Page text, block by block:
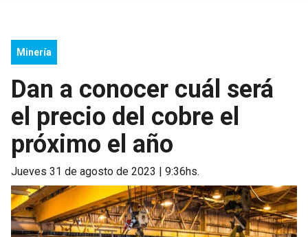
Minería
Dan a conocer cuál será
el precio del cobre el
próximo el año
jueves 31 de agosto de 2023 | 9:36hs.